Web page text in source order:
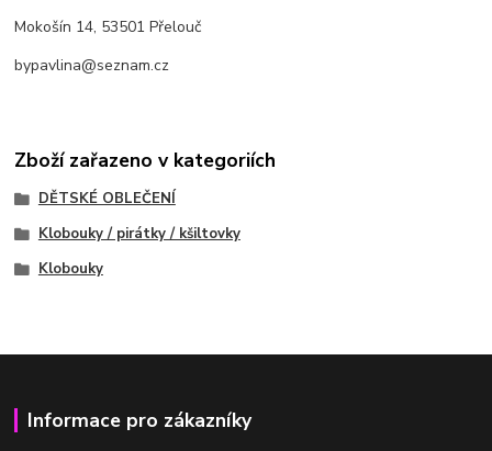
Mokošín 14, 53501 Přelouč
bypavlina@seznam.cz
Zboží zařazeno v kategoriích
DĚTSKÉ OBLEČENÍ
Klobouky / pirátky / kšiltovky
Klobouky
Informace pro zákazníky